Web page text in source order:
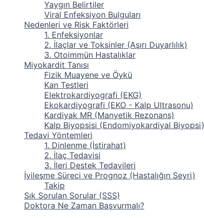
Yaygın Belirtiler
Viral Enfeksiyon Bulguları
Nedenleri ve Risk Faktörleri
1. Enfeksiyonlar
2. İlaçlar ve Toksinler (Aşırı Duyarlılık)
3. Otoimmün Hastalıklar
Miyokardit Tanısı
Fizik Muayene ve Öykü
Kan Testleri
Elektrokardiyografi (EKG)
Ekokardiyografi (EKO - Kalp Ultrasonu)
Kardiyak MR (Manyetik Rezonans)
Kalp Biyopsisi (Endomiyokardiyal Biyopsi)
Tedavi Yöntemleri
1. Dinlenme (İstirahat)
2. İlaç Tedavisi
3. İleri Destek Tedavileri
İyileşme Süreci ve Prognoz (Hastalığın Seyri)
Takip
Sık Sorulan Sorular (SSS)
Doktora Ne Zaman Başvurmalı?